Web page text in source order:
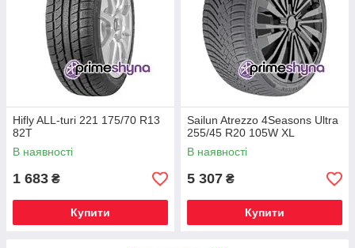
Hifly ALL-turi 221 175/70 R13
82T
В наявності
1 683 ₴
Купити
Sailun Atrezzo 4Seasons Ultra
255/45 R20 105W XL
В наявності
5 307 ₴
Купити